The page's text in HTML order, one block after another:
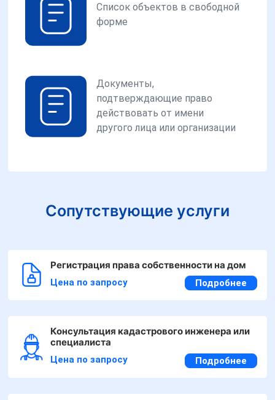
Список объектов в свободной
форме
Документы,
подтверждающие право
действовать от имени
другого лица или организации
Сопутствующие услуги
Регистрация права собственности на дом
Цена по запросу Подробнее
Консультация кадастрового инженера или
специалиста
Цена по запросу Подробнее